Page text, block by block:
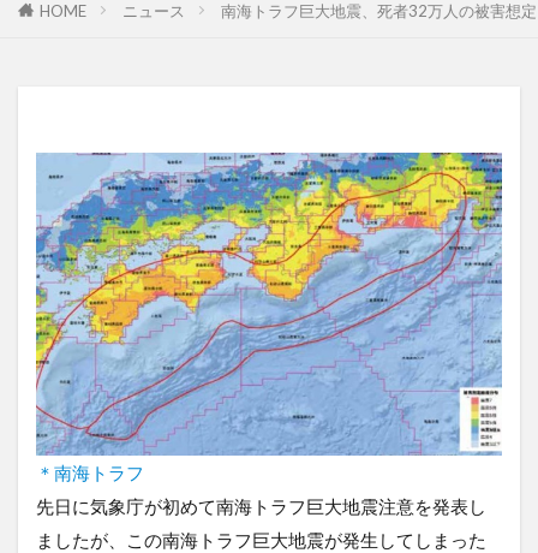
HOME ニュース 南海トラフ巨大地震、死者32万人の被害想
＊南海トラフ
先日に気象庁が初めて南海トラフ巨大地震注意を発表し
ましたが、この南海トラフ巨大地震が発生してしまった